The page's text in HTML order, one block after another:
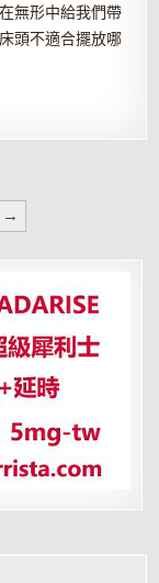
無形中給我們帶
頭不適合擺放哪
→